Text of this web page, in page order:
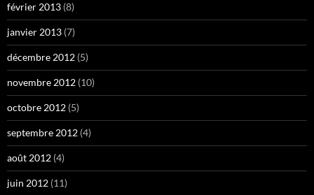
février 2013 (8)
janvier 2013 (7)
décembre 2012 (5)
novembre 2012 (10)
octobre 2012 (5)
septembre 2012 (4)
août 2012 (4)
juin 2012 (11)